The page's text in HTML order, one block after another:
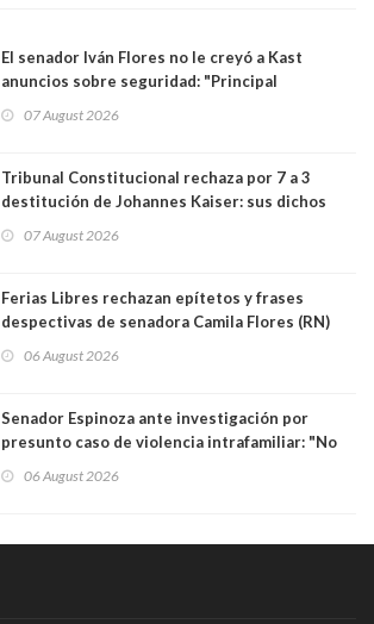
El senador Iván Flores no le creyó a Kast
anuncios sobre seguridad: "Principal
perseguir ruta del dinero y levantar secreto
07 August 2026
Tribunal Constitucional rechaza por 7 a 3
destitución de Johannes Kaiser: sus dichos
justicia constitucional porque no es diputado
07 August 2026
Ferias Libres rechazan epítetos y frases
despectivas de senadora Camila Flores (RN)
06 August 2026
Senador Espinoza ante investigación por
presunto caso de violencia intrafamiliar: "No
antecedentes a Tribunal Supremo
06 August 2026